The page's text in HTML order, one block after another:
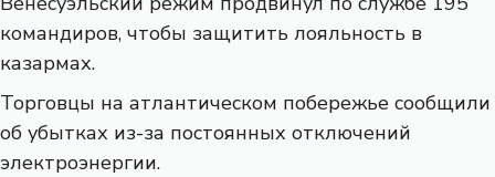
командиров, чтобы защитить лояльность в
казармах.
Торговцы на атлантическом побережье сообщили
об убытках из-за постоянных отключений
электроэнергии.